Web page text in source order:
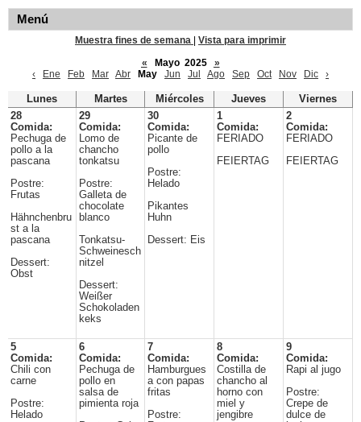
Menú
Muestra fines de semana
Vista para imprimir
«
Mayo 2025
»
‹
Ene Feb Mar Abr May Jun Jul Ago Sep Oct Nov Dic ›
Lunes Martes Miércoles Jueves
Viernes
28
Comida:
Pechuga de
pollo a la
pascana
Postre:
Frutas
Hähnchenbru
st a la
pascana
Dessert:
Obst
29
Comida:
Lomo de
chancho
tonkatsu
Postre:
Galleta de
chocolate
blanco
Tonkatsu-
Schweinesch
nitzel
Dessert:
Weißer
Schokoladen
keks
30
Comida:
Picante de
pollo
Postre:
Helado
Pikantes
Huhn
Dessert: Eis
1
Comida:
FERIADO
FEIERTAG
2
Comida:
FERIADO
FEIERTAG
5
Comida:
Chili con
carne
Postre:
Helado
6
Comida:
Pechuga de
pollo en
salsa de
pimienta roja
7
Comida:
Hamburgues
a con papas
fritas
Postre:
8
Comida:
Costilla de
chancho al
horno con
miel y
jengibre
9
Comida:
Rapi al jugo
Postre:
Crepe de
dulce de